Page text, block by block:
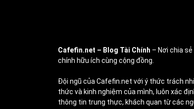
Cafefin.net – Blog Tài Chính – Nơi chia
chính hữu ích cùng cộng đồng.
Đội ngũ của Cafefin.net với ý thức trách
thức và kinh nghiệm của mình, luôn xác
thông tin trung thực, khách quan từ các